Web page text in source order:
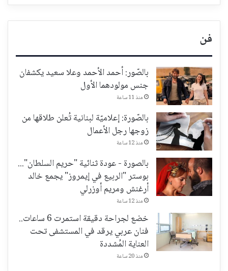
فن
بالصّور: أحمد الأحمد وعلا سعيد يكشفان
جنس مولودهما الأول
منذ 11 ساعة
بالصّورة: إعلاميّة لبنانية تُعلن طلاقها من
زوجها رجل الأعمال
منذ 12 ساعة
بالصورة - عودة ثنائية "حريم السلطان"...
بوستر "الربيع في إيمروز" يجمع خالد
أرغنش ومريم أوزرلي
منذ 12 ساعة
خضع لجراحة دقيقة استمرت 6 ساعات..
فنان عربي يرقد في المستشفى تحت
العناية المُشددة
منذ 20 ساعة